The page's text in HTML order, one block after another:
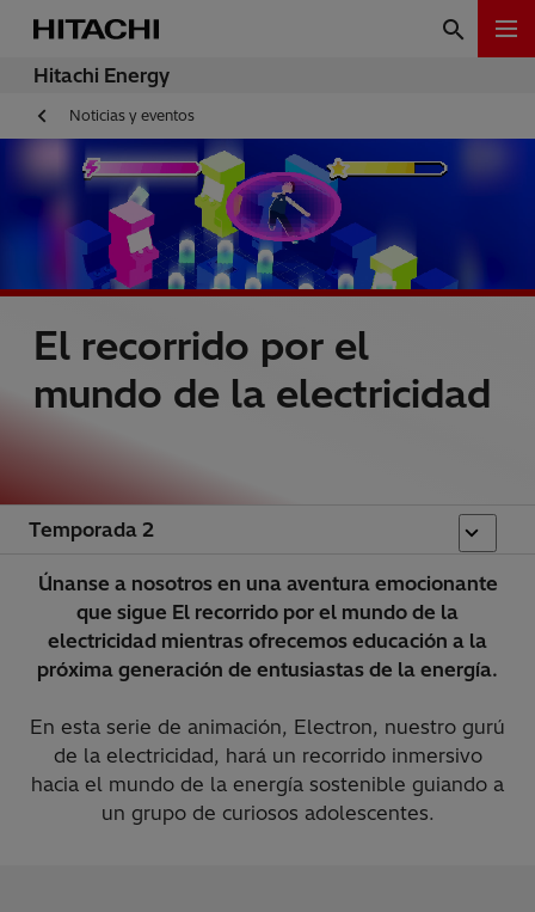
Hitachi Energy
Noticias y eventos
El recorrido por el
mundo de la electricidad
Temporada 2
Únanse a nosotros en una aventura emocionante
que sigue El recorrido por el mundo de la
electricidad mientras ofrecemos educación a la
próxima generación de entusiastas de la energía.
En esta serie de animación, Electron, nuestro gurú
de la electricidad, hará un recorrido inmersivo
hacia el mundo de la energía sostenible guiando a
un grupo de curiosos adolescentes.